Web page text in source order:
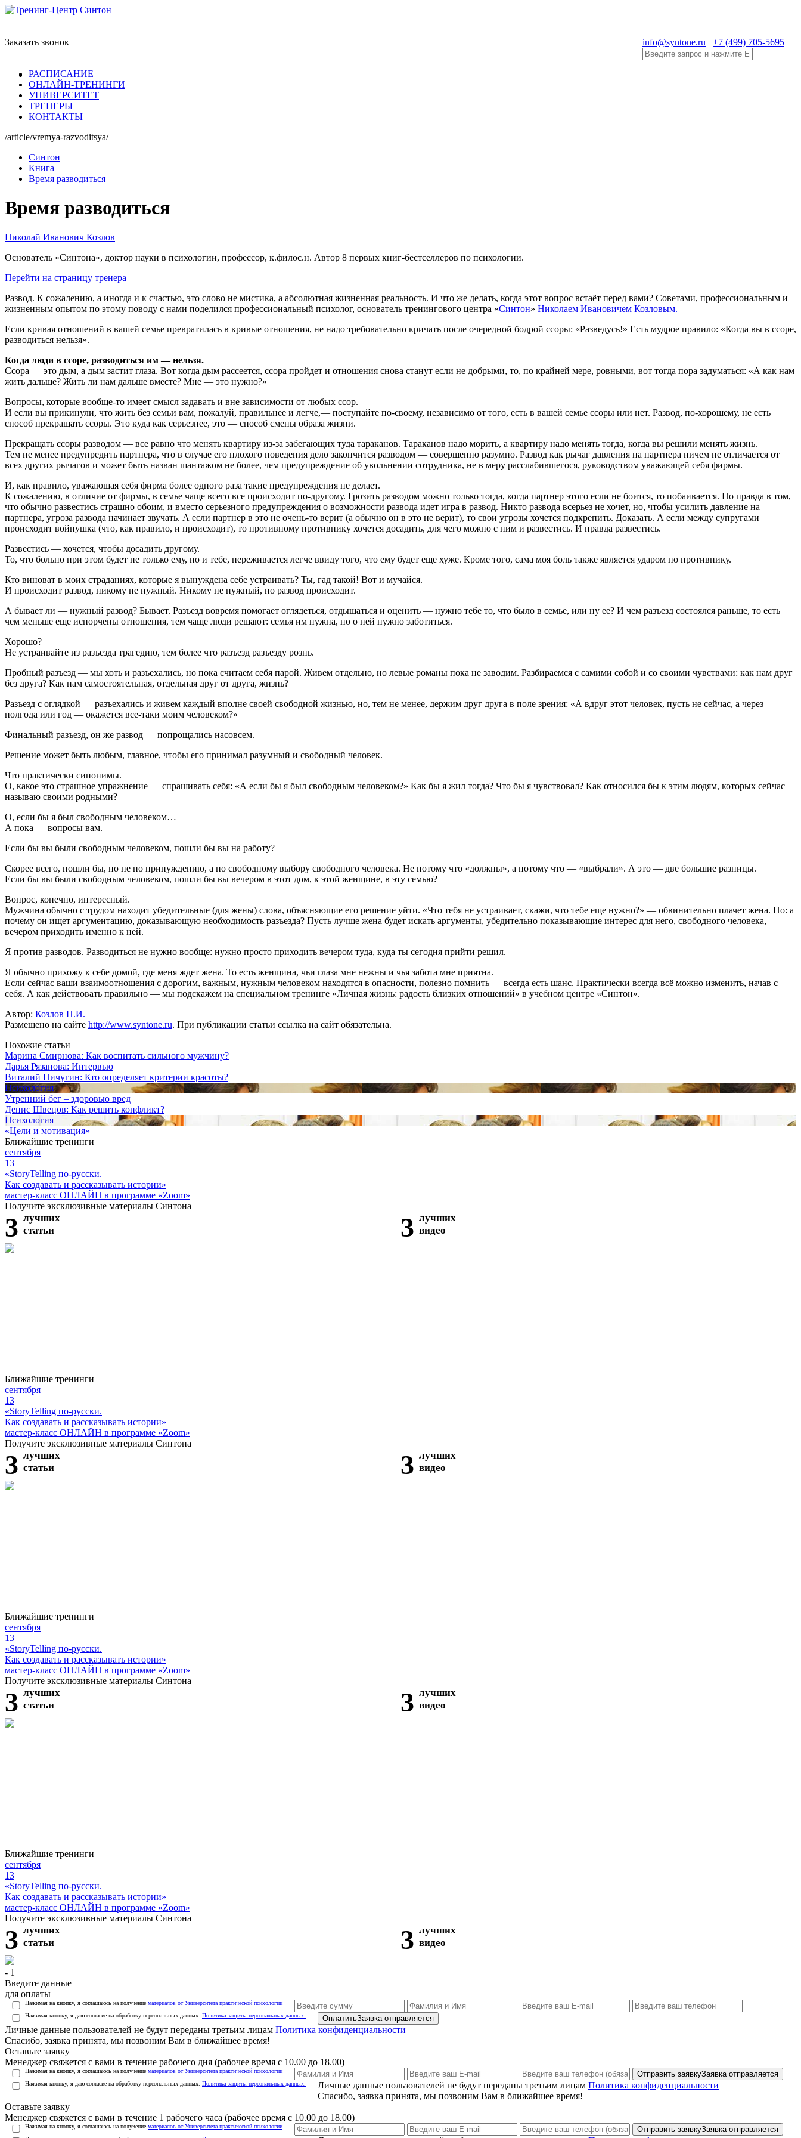
info@syntone.ru +7 (499) 705-5695
Заказать звонок
РАСПИСАНИЕ
ОНЛАЙН-ТРЕНИНГИ
УНИВЕРСИТЕТ
ТРЕНЕРЫ
КОНТАКТЫ
/article/vremya-razvoditsya/
Синтон
Книга
Время разводиться
Время разводиться
Николай Иванович Козлов
Основатель «Синтона», доктор науки в психологии, профессор, к.филос.н. Автор 8 первых книг-бестселлеров по психологии.
Перейти на страницу тренера
Развод. К сожалению, а иногда и к счастью, это слово не мистика, а абсолютная жизненная реальность. И что же делать, когда этот вопрос встаёт перед вами? Советами, профессиональным и
жизненным опытом по этому поводу с нами поделился профессиональный психолог, основатель тренингового центра «Синтон» Николаем Ивановичем Козловым.
Если кривая отношений в вашей семье превратилась в кривые отношения, не надо требовательно кричать после очередной бодрой ссоры: «Разведусь!» Есть мудрое правило: «Когда вы в ссоре,
разводиться нельзя».
Когда люди в ссоре, разводиться им — нельзя.
Ссора — это дым, а дым застит глаза. Вот когда дым рассеется, ссора пройдет и отношения снова станут если не добрыми, то, по крайней мере, ровными, вот тогда пора задуматься: «А как нам
жить дальше? Жить ли нам дальше вместе? Мне — это нужно?»
Вопросы, которые вообще-то имеет смысл задавать и вне зависимости от любых ссор.
И если вы прикинули, что жить без семьи вам, пожалуй, правильнее и легче,— поступайте по-своему, независимо от того, есть в вашей семье ссоры или нет. Развод, по-хорошему, не есть
способ прекращать ссоры. Это куда как серьезнее, это — способ смены образа жизни.
Прекращать ссоры разводом — все равно что менять квартиру из-за забегающих туда тараканов. Тараканов надо морить, а квартиру надо менять тогда, когда вы решили менять жизнь.
Тем не менее предупредить партнера, что в случае его плохого поведения дело закончится разводом — совершенно разумно. Развод как рычаг давления на партнера ничем не отличается от
всех других рычагов и может быть назван шантажом не более, чем предупреждение об увольнении сотрудника, не в меру расслабившегося, руководством уважающей себя фирмы.
И, как правило, уважающая себя фирма более одного раза такие предупреждения не делает.
К сожалению, в отличие от фирмы, в семье чаще всего все происходит по-другому. Грозить разводом можно только тогда, когда партнер этого если не боится, то побаивается. Но правда в том,
что обычно развестись страшно обоим, и вместо серьезного предупреждения о возможности развода идет игра в развод. Никто развода всерьез не хочет, но, чтобы усилить давление на
партнера, угроза развода начинает звучать. А если партнер в это не очень-то верит (а обычно он в это не верит), то свои угрозы хочется подкрепить. Доказать. А если между супругами
происходит войнушка (что, как правило, и происходит), то противному противнику хочется досадить, для чего можно с ним и развестись. И правда развестись.
Развестись — хочется, чтобы досадить другому.
То, что больно при этом будет не только ему, но и тебе, переживается легче ввиду того, что ему будет еще хуже. Кроме того, сама моя боль также является ударом по противнику.
Кто виноват в моих страданиях, которые я вынуждена себе устраивать? Ты, гад такой! Вот и мучайся.
И происходит развод, никому не нужный. Никому не нужный, но развод происходит.
А бывает ли — нужный развод? Бывает. Разъезд вовремя помогает оглядеться, отдышаться и оценить — нужно тебе то, что было в семье, или ну ее? И чем разъезд состоялся раньше, то есть
чем меньше еще испорчены отношения, тем чаще люди решают: семья им нужна, но о ней нужно заботиться.
Хорошо?
Не устраивайте из разъезда трагедию, тем более что разъезд разъезду рознь.
Пробный разъезд — мы хоть и разъехались, но пока считаем себя парой. Живем отдельно, но левые романы пока не заводим. Разбираемся с самими собой и со своими чувствами: как нам друг
без друга? Как нам самостоятельная, отдельная друг от друга, жизнь?
Разъезд с оглядкой — разъехались и живем каждый вполне своей свободной жизнью, но, тем не менее, держим друг друга в поле зрения: «А вдруг этот человек, пусть не сейчас, а через
полгода или год — окажется все-таки моим человеком?»
Финальный разъезд, он же развод — попрощались насовсем.
Решение может быть любым, главное, чтобы его принимал разумный и свободный человек.
Что практически синонимы.
О, какое это страшное упражнение — спрашивать себя: «А если бы я был свободным человеком?» Как бы я жил тогда? Что бы я чувствовал? Как относился бы к этим людям, которых сейчас
называю своими родными?
О, если бы я был свободным человеком…
А пока — вопросы вам.
Если бы вы были свободным человеком, пошли бы вы на работу?
Скорее всего, пошли бы, но не по принуждению, а по свободному выбору свободного человека. Не потому что «должны», а потому что — «выбрали». А это — две большие разницы.
Если бы вы были свободным человеком, пошли бы вы вечером в этот дом, к этой женщине, в эту семью?
Вопрос, конечно, интересный.
Мужчина обычно с трудом находит убедительные (для жены) слова, объясняющие его решение уйти. «Что тебя не устраивает, скажи, что тебе еще нужно?» — обвинительно плачет жена. Но: а
почему он ищет аргументацию, доказывающую необходимость разъезда? Пусть лучше жена будет искать аргументы, убедительно показывающие интерес для него, свободного человека,
вечером приходить именно к ней.
Я против разводов. Разводиться не нужно вообще: нужно просто приходить вечером туда, куда ты сегодня прийти решил.
Я обычно прихожу к себе домой, где меня ждет жена. То есть женщина, чьи глаза мне нежны и чья забота мне приятна.
Если сейчас ваши взаимоотношения с дорогим, важным, нужным человеком находятся в опасности, полезно помнить — всегда есть шанс. Практически всегда всё можно изменить, начав с
себя. А как действовать правильно — мы подскажем на специальном тренинге «Личная жизнь: радость близких отношений» в учебном центре «Синтон».
Автор: Козлов Н.И.
Размещено на сайте http://www.syntone.ru. При публикации статьи ссылка на сайт обязательна.
Похожие статьи
Марина Смирнова: Как воспитать сильного мужчину?
Дарья Рязанова: Интервью
Виталий Пичугин: Кто определяет критерии красоты?
Психология
Утренний бег – здоровью вред
Денис Швецов: Как решить конфликт?
Психология
«Цели и мотивация»
Ближайшие тренинги
сентября
13
«StoryTelling по-русски.
Как создавать и рассказывать истории»
мастер-класс ОНЛАЙН в программе «Zoom»
Получите эксклюзивные материалы Синтона
3 лучших
статьи
3 лучших
видео
Ближайшие тренинги
сентября
13
«StoryTelling по-русски.
Как создавать и рассказывать истории»
мастер-класс ОНЛАЙН в программе «Zoom»
Получите эксклюзивные материалы Синтона
3 лучших
статьи
3 лучших
видео
Ближайшие тренинги
сентября
13
«StoryTelling по-русски.
Как создавать и рассказывать истории»
мастер-класс ОНЛАЙН в программе «Zoom»
Получите эксклюзивные материалы Синтона
3 лучших
статьи
3 лучших
видео
Ближайшие тренинги
сентября
13
«StoryTelling по-русски.
Как создавать и рассказывать истории»
мастер-класс ОНЛАЙН в программе «Zoom»
Получите эксклюзивные материалы Синтона
3 лучших
статьи
3 лучших
видео
- 1
Введите данные
для оплаты
Нажимая на кнопку, я соглашаюсь на получение материалов от Университета практической психологии
Нажимая кнопку, я даю согласие на обработку персональных данных. Политика защиты персональных данных. ОплатитьЗаявка отправляется
Личные данные пользователей не будут переданы третьим лицам Политика конфиденциальности
Спасибо, заявка принята, мы позвоним Вам в ближайшее время!
Оставьте заявку
Менеджер свяжется с вами в течение рабочего дня (рабочее время с 10.00 до 18.00)
Нажимая на кнопку, я соглашаюсь на получение материалов от Университета практической психологии
Нажимая кнопку, я даю согласие на обработку персональных данных. Политика защиты персональных данных.
Отправить заявкуЗаявка отправляется
Личные данные пользователей не будут переданы третьим лицам Политика конфиденциальности
Спасибо, заявка принята, мы позвоним Вам в ближайшее время!
Оставьте заявку
Менеджер свяжется с вами в течение 1 рабочего часа (рабочее время с 10.00 до 18.00)
Нажимая на кнопку, я соглашаюсь на получение материалов от Университета практической психологии
Отправить заявкуЗаявка отправляется